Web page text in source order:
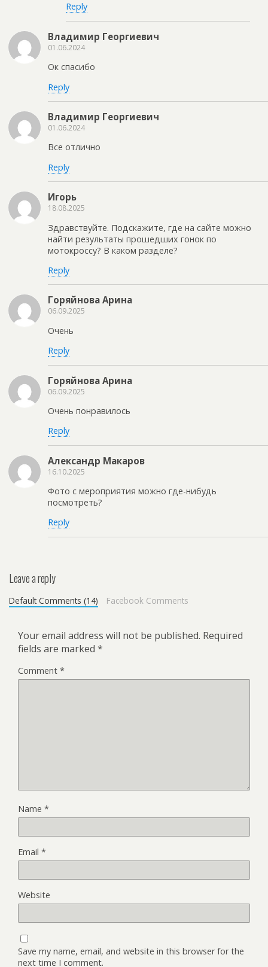
Reply
Владимир Георгиевич
01.06.2024
Ок спасибо
Reply
Владимир Георгиевич
01.06.2024
Все отлично
Reply
Игорь
18.08.2025
Здравствуйте. Подскажите, где на сайте можно
найти результаты прошедших гонок по
мотокроссу? В каком разделе?
Reply
Горяйнова Арина
06.09.2025
Очень
Reply
Горяйнова Арина
06.09.2025
Очень понравилось
Reply
Александр Макаров
16.10.2025
Фото с мероприятия можно где-нибудь
посмотреть?
Reply
Leave a reply
Default Comments (14) Facebook Comments
Your email address will not be published. Required
fields are marked *
Comment *
Name *
Email *
Website
Save my name, email, and website in this browser for the
next time I comment.